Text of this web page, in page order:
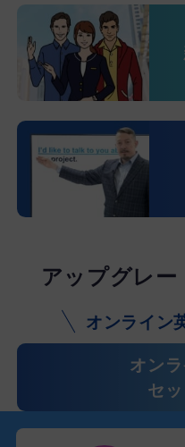
アップグレ
オンライン
オン
セ